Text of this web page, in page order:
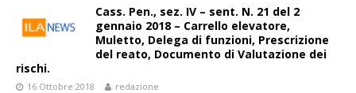
Cass. Pen., sez. IV – sent. N. 21 del 2
gennaio 2018 – Carrello elevatore,
Muletto, Delega di funzioni, Prescrizione
del reato, Documento di Valutazione dei
rischi.
16 Ottobre 2018 redazione